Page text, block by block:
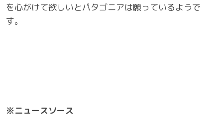
を心がけて欲しいとパタゴニアは願っているようで
す。
※ニュースソース